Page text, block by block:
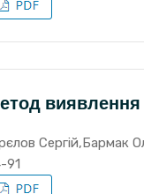
виявлення
Сергій,Бармак
91